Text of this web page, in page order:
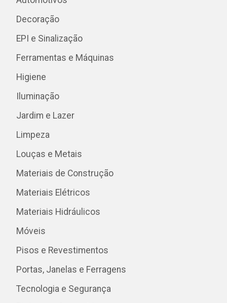
Decoração
EPI e Sinalização
Ferramentas e Máquinas
Higiene
Iluminação
Jardim e Lazer
Limpeza
Louças e Metais
Materiais de Construção
Materiais Elétricos
Materiais Hidráulicos
Móveis
Pisos e Revestimentos
Portas, Janelas e Ferragens
Tecnologia e Segurança